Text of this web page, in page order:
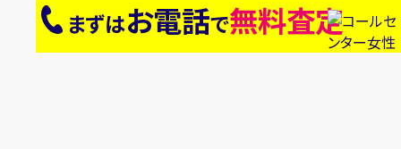
まずはお電話で無料査定